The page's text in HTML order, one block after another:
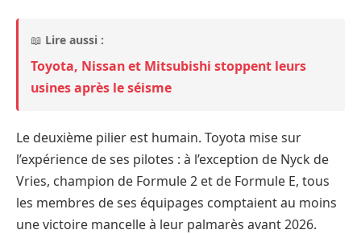
📖 Lire aussi :
Toyota, Nissan et Mitsubishi stoppent leurs
usines après le séisme
Le deuxième pilier est humain. Toyota mise sur
l’expérience de ses pilotes : à l’exception de Nyck de
Vries, champion de Formule 2 et de Formule E, tous
les membres de ses équipages comptaient au moins
une victoire mancelle à leur palmarès avant 2026.